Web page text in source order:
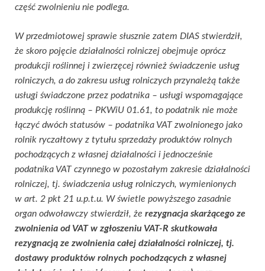
część zwolnieniu nie podlega.
W przedmiotowej sprawie słusznie zatem DIAS stwierdził,
że skoro pojęcie działalności rolniczej obejmuje oprócz
produkcji roślinnej i zwierzęcej również świadczenie usług
rolniczych, a do zakresu usług rolniczych przynależą także
usługi świadczone przez podatnika – usługi wspomagające
produkcję roślinną – PKWiU 01.61, to podatnik nie może
łączyć dwóch statusów – podatnika VAT zwolnionego jako
rolnik ryczałtowy z tytułu sprzedaży produktów rolnych
pochodzących z własnej działalności i jednocześnie
podatnika VAT czynnego w pozostałym zakresie działalności
rolniczej, tj. świadczenia usług rolniczych, wymienionych
w art. 2 pkt 21 u.p.t.u. W świetle powyższego zasadnie
organ odwoławczy stwierdził, że rezygnacja skarżącego ze
zwolnienia od VAT w zgłoszeniu VAT-R skutkowała
rezygnacją ze zwolnienia całej działalności rolniczej, tj.
dostawy produktów rolnych pochodzących z własnej